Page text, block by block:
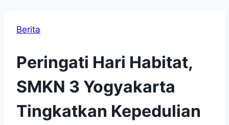
Berita
Peringati Hari Habitat,
SMKN 3 Yogyakarta
Tingkatkan Kepedulian